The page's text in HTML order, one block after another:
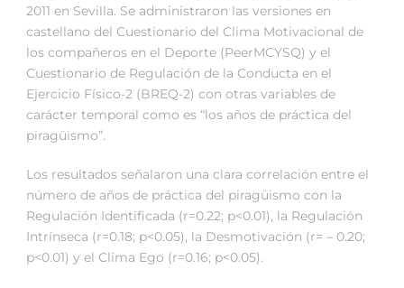
2011 en Sevilla. Se administraron las versiones en
castellano del Cuestionario del Clima Motivacional de
los compañeros en el Deporte (PeerMCYSQ) y el
Cuestionario de Regulación de la Conducta en el
Ejercicio Físico-2 (BREQ-2) con otras variables de
carácter temporal como es “los años de práctica del
piragüismo”.
Los resultados señalaron una clara correlación entre el
número de años de práctica del piragüismo con la
Regulación Identificada (r=0.22; p<0.01), la Regulación
Intrínseca (r=0.18; p<0.05), la Desmotivación (r= – 0.20;
p<0.01) y el Clima Ego (r=0.16; p<0.05).